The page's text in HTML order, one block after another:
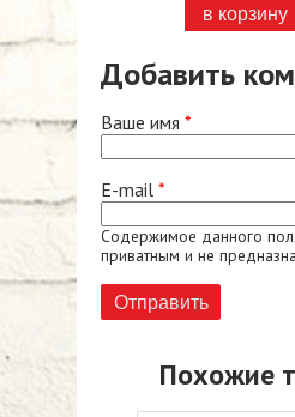
Добавить
Ваше имя *
E-mail *
Содержимое данного
приватным и не
Похожие